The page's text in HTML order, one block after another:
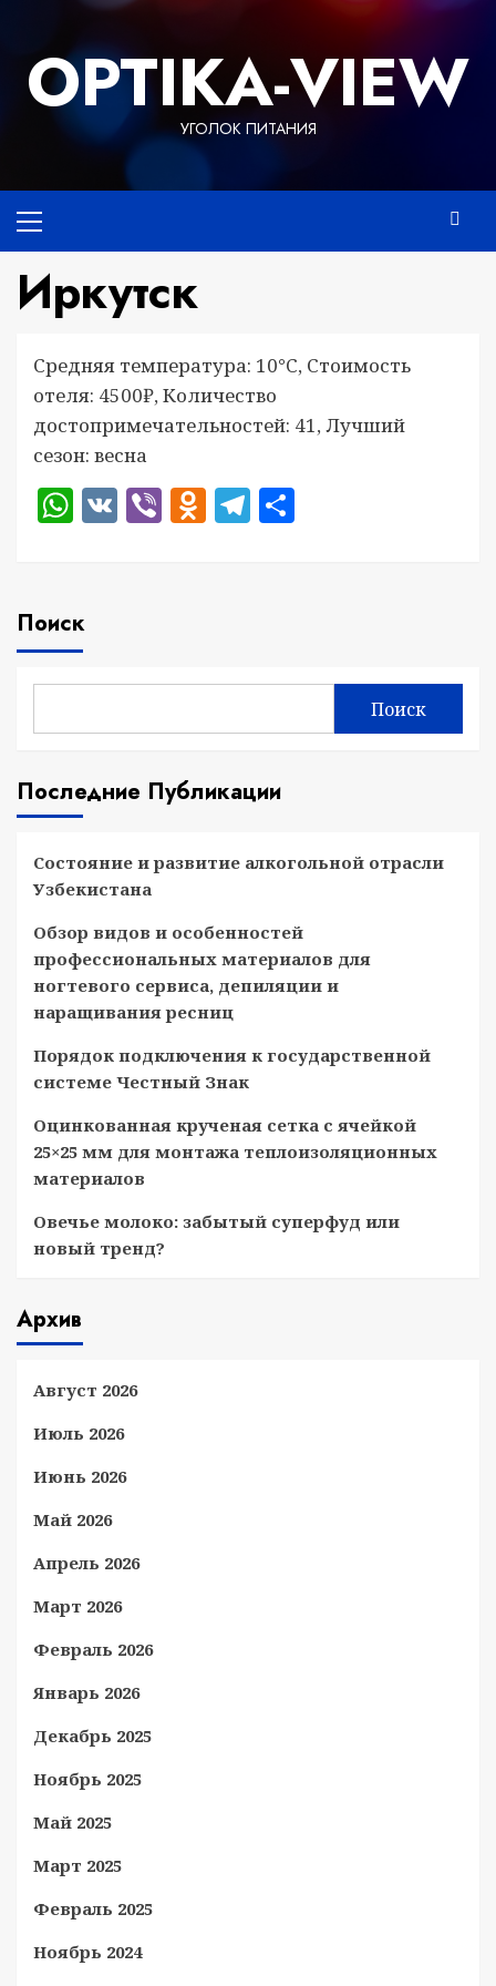
содержимому
OPTIKA-VIEW
УГОЛОК ПИТАНИЯ
меню
Иркутск
Средняя температура: 10°C, Стоимость
отеля: 4500₽, Количество
достопримечательностей: 41, Лучший
сезон: весна
WhatsApp
VKViberOdnoklassniki
Telegram
Поиск
Поиск
Последние Публикации
Состояние и развитие алкогольной отрасли
Узбекистана
Обзор видов и особенностей
профессиональных материалов для
ногтевого сервиса, депиляции и
наращивания ресниц
Порядок подключения к государственной
системе Честный Знак
Оцинкованная крученая сетка с ячейкой
25×25 мм для монтажа теплоизоляционных
материалов
Овечье молоко: забытый суперфуд или
новый тренд?
Архив
Август 2026
Июль 2026
Июнь 2026
Май 2026
Апрель 2026
Март 2026
Февраль 2026
Январь 2026
Декабрь 2025
Ноябрь 2025
Май 2025
Март 2025
Февраль 2025
Ноябрь 2024